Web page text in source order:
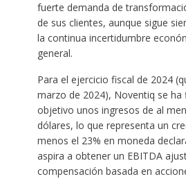
fuerte demanda de
de sus clientes, aunque sigue
la continua incertidumbre
general.
Para el ejercicio fiscal de 2024
marzo de 2024), Noventiq se
objetivo unos ingresos de al
dólares, lo que representa un
menos el 23% en moneda
aspira a obtener un EBITDA
compensación basada en